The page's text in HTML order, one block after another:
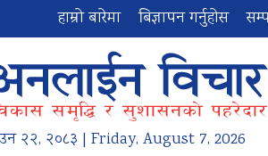
हाम्रो बारेमा बिज्ञापन गर्नुहोस
२२, २०८३ | Friday, August 7, 2026